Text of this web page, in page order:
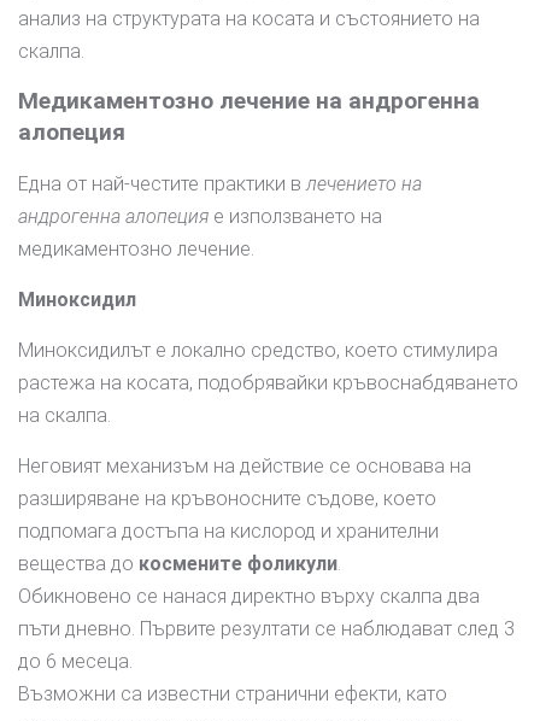
анализ на структурата на косата и състоянието на
скалпа.
Медикаментозно лечение на андрогенна
алопеция
Една от най-честите практики влечението на
андрогенна алопеция е използването на
медикаментозно лечение.
Миноксидил
Миноксидилът е локално средство, което стимулира
растежа на косата, подобрявайки кръвоснабдяването
на скалпа.
Неговият механизъм на действие се основава на
разширяване на кръвоносните съдове, което
подпомага достъпа на кислород и хранителни
вещества до космените фоликули.
Обикновено се нанася директно върху скалпа два
пъти дневно. Първите резултати се наблюдават след 3
до 6 месеца.
Възможни са известни странични ефекти, като